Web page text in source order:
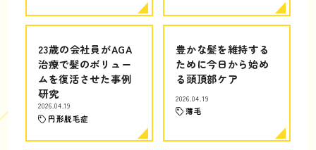
23歳の会社員がAGA
治療で髪のボリュー
ムを復活させた事例
研究
2026.04.19
円形脱毛症
豊かな髪を維持する
ために今日から始め
る頭頂部ケア
2026.04.19
薄毛